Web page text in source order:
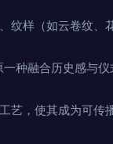
纹样（如云卷纹、
一种融合历史感与
艺，使其成为可传